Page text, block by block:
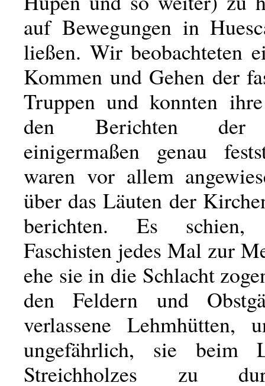
auf Bewegungen in
ließen. Wir beobachteten
Kommen und Gehen der
Truppen und konnten
den Berichten der
einigermaßen genau
waren vor allem
über das Läuten der
berichten. Es
Faschisten jedes Mal zur
ehe sie in die Schlacht
den Feldern und
verlassene Lehmhütten,
ungefährlich, sie beim
Streichholzes zu